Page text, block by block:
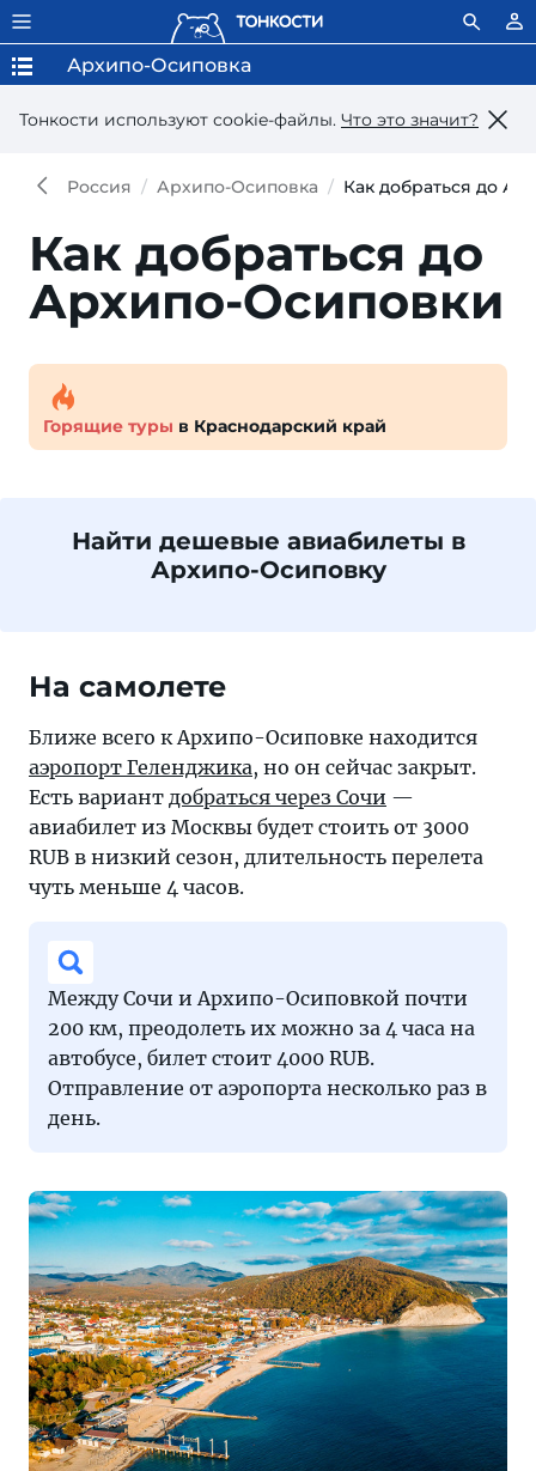
Тонкости используют сookie-файлы. Что это значит?
Архипо-Осиповка
Россия Архипо-Осиповка Как добраться до
Как добраться до
Архипо-Осиповки
Горящие туры в Краснодарский край
Найти дешевые авиабилеты в
Архипо-Осиповку
На самолете
Ближе всего к Архипо-Осиповке находится
аэропорт Геленджика, но он сейчас закрыт.
Есть вариант добраться через Сочи —
авиабилет из Москвы будет стоить от 3000
RUB в низкий сезон, длительность перелета
чуть меньше 4 часов.
Между Сочи и Архипо-Осиповкой почти
200 км, преодолеть их можно за 4 часа на
автобусе, билет стоит 4000 RUB.
Отправление от аэропорта несколько раз в
день.